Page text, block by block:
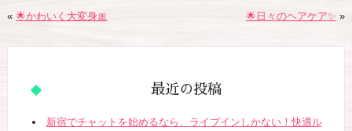
« 🌟かわいく大変身🎀 🌟日々のヘアケア✨ »
最近の投稿
新宿でチャットを始めるなら、ライブインしかない！快適ル